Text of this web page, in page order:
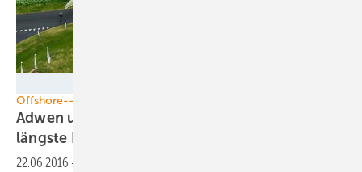
Offshore--Windenergie
Adwen und LM Windpower präsentieren das
längste Rotorblatt der
22.06.2016 -